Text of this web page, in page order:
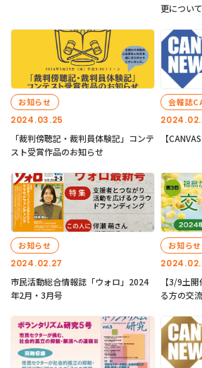
更について
2024.03.25
お知らせ
「裁判傍聴記・裁判員体験記」コンテ
スト受賞作品のお知らせ
会報誌
【
2024.02.27
お知らせ
市民活動総合情報誌「ウォロ」2024
年2月・3月号
お知らせ
【3/9土
る方の交